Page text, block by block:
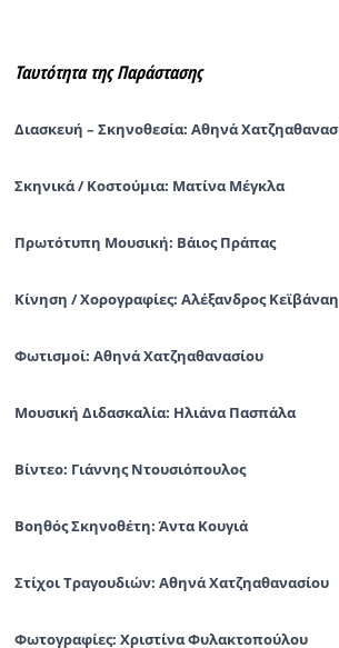
Ταυτότητα της Παράστασης
Διασκευή – Σκηνοθεσία: Αθηνά
Σκηνικά / Κοστούμια: Ματίνα Μέγκλα
Πρωτότυπη Μουσική: Βάιος Πράπας
Κίνηση / Χορογραφίες: Αλέξανδρος Κεϊβάναη
Φωτισμοί: Αθηνά Χατζηαθανασίου
Μουσική Διδασκαλία: Ηλιάνα Πασπάλα
Βίντεο: Γιάννης Ντουσιόπουλος
Βοηθός Σκηνοθέτη: Άντα Κουγιά
Στίχοι Τραγουδιών: Αθηνά Χατζηαθανασίου
Φωτογραφίες: Χριστίνα Φυλακτοπούλου